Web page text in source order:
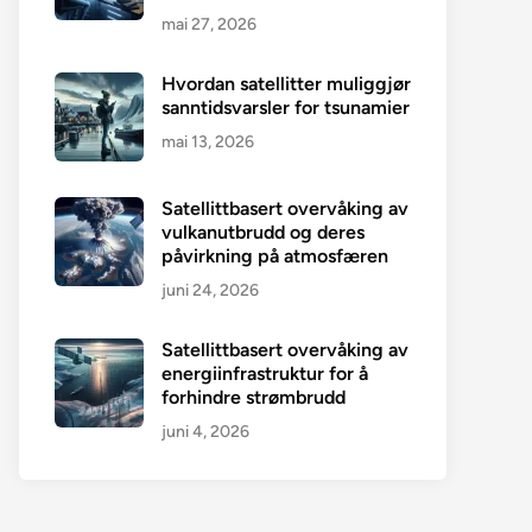
mai 27, 2026
Hvordan satellitter muliggjør
sanntidsvarsler for tsunamier
mai 13, 2026
Satellittbasert overvåking av
vulkanutbrudd og deres
påvirkning på atmosfæren
juni 24, 2026
Satellittbasert overvåking av
energiinfrastruktur for å
forhindre strømbrudd
juni 4, 2026